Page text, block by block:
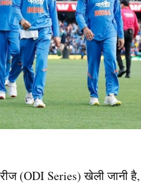
(ODI Series) खेली जानी है,